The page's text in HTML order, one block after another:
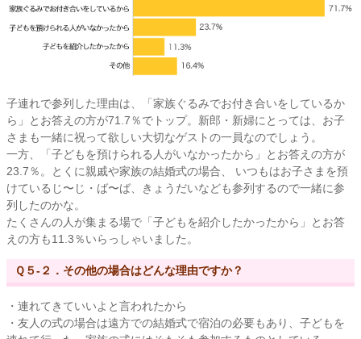
子連れで参列した理由は、「家族ぐるみでお付き合いをしているか
ら」とお答えの方が71.7％でトップ。新郎・新婦にとっては、お子
さまも一緒に祝って欲しい大切なゲストの一員なのでしょう。
一方、「子どもを預けられる人がいなかったから」とお答えの方が
23.7％。とくに親戚や家族の結婚式の場合、 いつもはお子さまを預
けているじ〜じ・ば〜ば、きょうだいなども参列するので一緒に参
列したのかな。
たくさんの人が集まる場で「子どもを紹介したかったから」とお答
えの方も11.3％いらっしゃいました。
Ｑ５-２．その他の場合はどんな理由ですか？
・連れてきていいよと言われたから
・友人の式の場合は遠方での結婚式で宿泊の必要もあり、子どもを